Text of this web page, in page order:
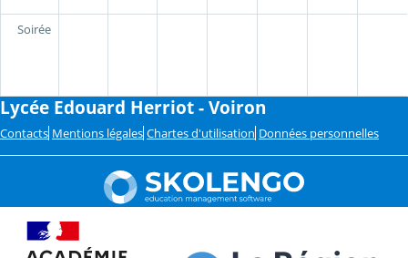
Soirée
Lycée Edouard Herriot - Voiron
Contacts Mentions légales Chartes d'utilisation Données personnelles